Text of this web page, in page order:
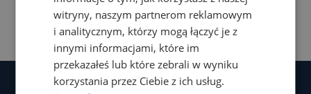
a
c
e
b
n
k
e
dI
o
p
y
Li
witryny, naszym partnerom reklamowym
i analitycznym, którzy mogą łączyć je z
innymi informacjami, które im
przekazałeś lub które zebrali w wyniku
korzystania przez Ciebie z ich usług.